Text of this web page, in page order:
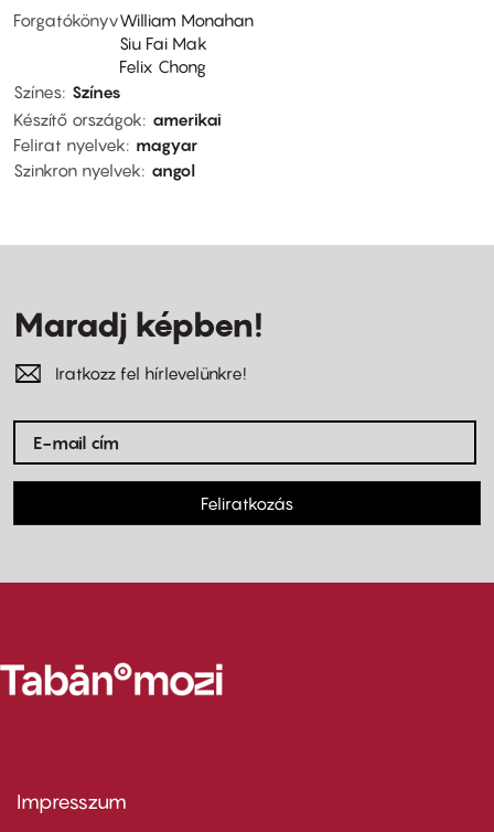
ForgatókönyvWilliam Monahan
Siu Fai Mak
Felix Chong
Színes Színes
Készítő országok
amerikai
Felirat nyelvek
magyar
Szinkron nyelvek
angol
Maradj képben!
Iratkozz fel hírlevelünkre!
Feliratkozás
Footer
Impresszum